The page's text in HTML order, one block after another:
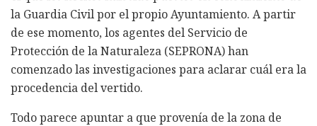
la Guardia Civil por el propio Ayuntamiento. A partir
de ese momento, los agentes del Servicio de
Protección de la Naturaleza (SEPRONA) han
comenzado las investigaciones para aclarar cuál era la
procedencia del vertido.
Todo parece apuntar a que provenía de la zona de